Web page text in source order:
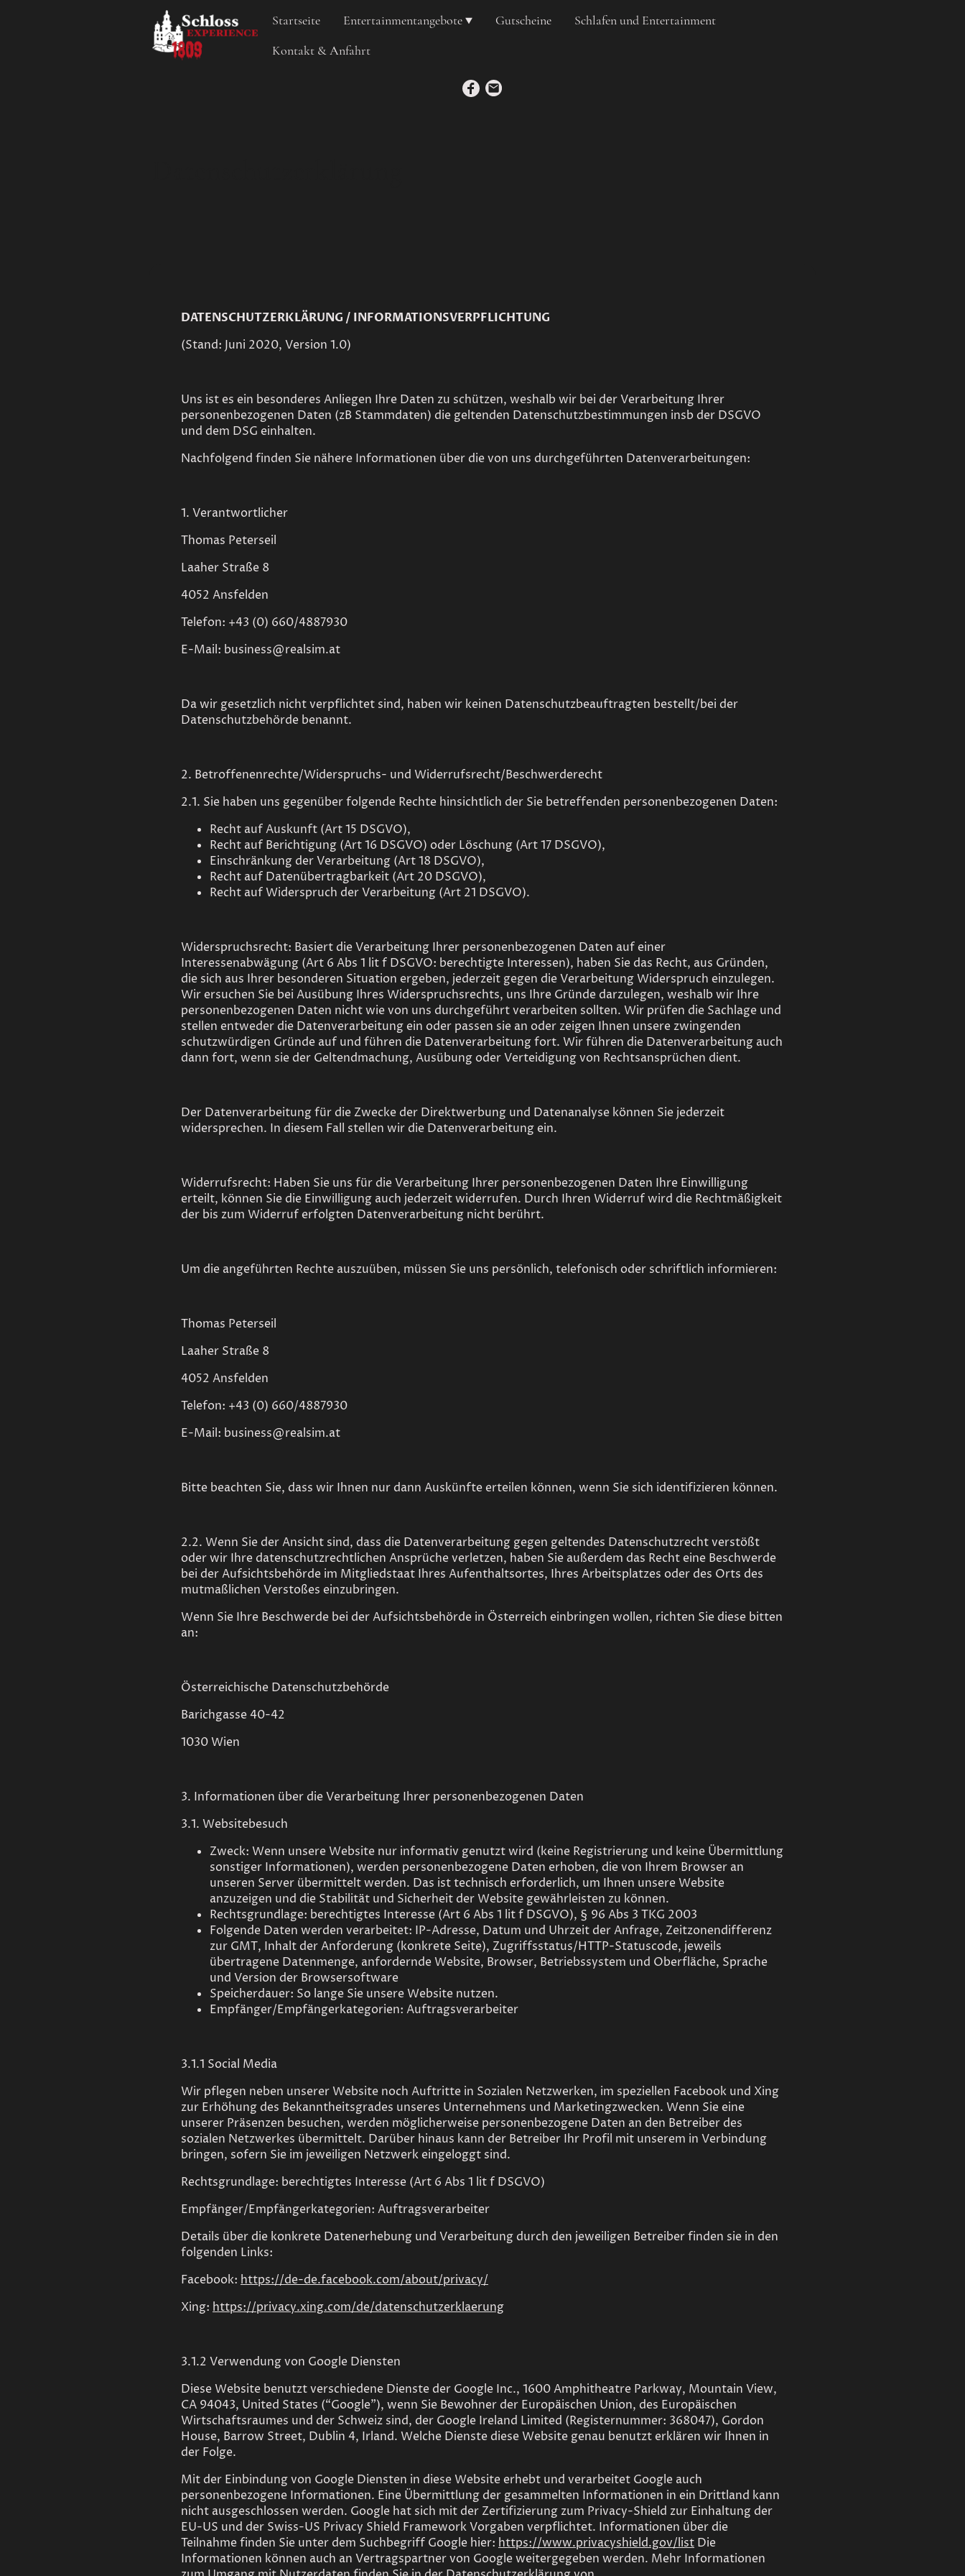
Startseite Entertainmentangebote Gutscheine
Schlafen und Entertainment
Kontakt & Anfahrt
DATENSCHUTZERKLÄRUNG / INFORMATIONSVERPFLICHTUNG
(Stand: Juni 2020, Version 1.0)
Uns ist es ein besonderes Anliegen Ihre Daten zu schützen, weshalb wir bei der Verarbeitung Ihrer
personenbezogenen Daten (zB Stammdaten) die geltenden Datenschutzbestimmungen insb der DSGVO
und dem DSG einhalten.
Nachfolgend finden Sie nähere Informationen über die von uns durchgeführten Datenverarbeitungen:
1. Verantwortlicher
Thomas Peterseil
Laaher Straße 8
4052 Ansfelden
Telefon: +43 (0) 660/4887930
E-Mail: business@realsim.at
Da wir gesetzlich nicht verpflichtet sind, haben wir keinen Datenschutzbeauftragten bestellt/bei der
Datenschutzbehörde benannt.
2. Betroffenenrechte/Widerspruchs- und Widerrufsrecht/Beschwerderecht
2.1. Sie haben uns gegenüber folgende Rechte hinsichtlich der Sie betreffenden personenbezogenen Daten:
Recht auf Auskunft (Art 15 DSGVO),
Recht auf Berichtigung (Art 16 DSGVO) oder Löschung (Art 17 DSGVO),
Einschränkung der Verarbeitung (Art 18 DSGVO),
Recht auf Datenübertragbarkeit (Art 20 DSGVO),
Recht auf Widerspruch der Verarbeitung (Art 21 DSGVO).
Widerspruchsrecht: Basiert die Verarbeitung Ihrer personenbezogenen Daten auf einer
Interessenabwägung (Art 6 Abs 1 lit f DSGVO: berechtigte Interessen), haben Sie das Recht, aus Gründen,
die sich aus Ihrer besonderen Situation ergeben, jederzeit gegen die Verarbeitung Widerspruch einzulegen.
Wir ersuchen Sie bei Ausübung Ihres Widerspruchsrechts, uns Ihre Gründe darzulegen, weshalb wir Ihre
personenbezogenen Daten nicht wie von uns durchgeführt verarbeiten sollten. Wir prüfen die Sachlage und
stellen entweder die Datenverarbeitung ein oder passen sie an oder zeigen Ihnen unsere zwingenden
schutzwürdigen Gründe auf und führen die Datenverarbeitung fort. Wir führen die Datenverarbeitung auch
dann fort, wenn sie der Geltendmachung, Ausübung oder Verteidigung von Rechtsansprüchen dient.
Der Datenverarbeitung für die Zwecke der Direktwerbung und Datenanalyse können Sie jederzeit
widersprechen. In diesem Fall stellen wir die Datenverarbeitung ein.
Widerrufsrecht: Haben Sie uns für die Verarbeitung Ihrer personenbezogenen Daten Ihre Einwilligung
erteilt, können Sie die Einwilligung auch jederzeit widerrufen. Durch Ihren Widerruf wird die Rechtmäßigkeit
der bis zum Widerruf erfolgten Datenverarbeitung nicht berührt.
Um die angeführten Rechte auszuüben, müssen Sie uns persönlich, telefonisch oder schriftlich informieren:
Thomas Peterseil
Laaher Straße 8
4052 Ansfelden
Telefon: +43 (0) 660/4887930
E-Mail: business@realsim.at
Bitte beachten Sie, dass wir Ihnen nur dann Auskünfte erteilen können, wenn Sie sich identifizieren können.
2.2. Wenn Sie der Ansicht sind, dass die Datenverarbeitung gegen geltendes Datenschutzrecht verstößt
oder wir Ihre datenschutzrechtlichen Ansprüche verletzen, haben Sie außerdem das Recht eine Beschwerde
bei der Aufsichtsbehörde im Mitgliedstaat Ihres Aufenthaltsortes, Ihres Arbeitsplatzes oder des Orts des
mutmaßlichen Verstoßes einzubringen.
Wenn Sie Ihre Beschwerde bei der Aufsichtsbehörde in Österreich einbringen wollen, richten Sie diese bitten
an:
Österreichische Datenschutzbehörde
Barichgasse 40-42
1030 Wien
3. Informationen über die Verarbeitung Ihrer personenbezogenen Daten
3.1. Websitebesuch
Zweck: Wenn unsere Website nur informativ genutzt wird (keine Registrierung und keine Übermittlung
sonstiger Informationen), werden personenbezogene Daten erhoben, die von Ihrem Browser an
unseren Server übermittelt werden. Das ist technisch erforderlich, um Ihnen unsere Website
anzuzeigen und die Stabilität und Sicherheit der Website gewährleisten zu können.
Rechtsgrundlage: berechtigtes Interesse (Art 6 Abs 1 lit f DSGVO), § 96 Abs 3 TKG 2003
Folgende Daten werden verarbeitet: IP-Adresse, Datum und Uhrzeit der Anfrage, Zeitzonendifferenz
zur GMT, Inhalt der Anforderung (konkrete Seite), Zugriffsstatus/HTTP-Statuscode, jeweils
übertragene Datenmenge, anfordernde Website, Browser, Betriebssystem und Oberfläche, Sprache
und Version der Browsersoftware
Speicherdauer: So lange Sie unsere Website nutzen.
Empfänger/Empfängerkategorien: Auftragsverarbeiter
3.1.1 Social Media
Wir pflegen neben unserer Website noch Auftritte in Sozialen Netzwerken, im speziellen Facebook und Xing
zur Erhöhung des Bekanntheitsgrades unseres Unternehmens und Marketingzwecken. Wenn Sie eine
unserer Präsenzen besuchen, werden möglicherweise personenbezogene Daten an den Betreiber des
sozialen Netzwerkes übermittelt. Darüber hinaus kann der Betreiber Ihr Profil mit unserem in Verbindung
bringen, sofern Sie im jeweiligen Netzwerk eingeloggt sind.
Rechtsgrundlage: berechtigtes Interesse (Art 6 Abs 1 lit f DSGVO)
Empfänger/Empfängerkategorien: Auftragsverarbeiter
Details über die konkrete Datenerhebung und Verarbeitung durch den jeweiligen Betreiber finden sie in den
folgenden Links:
Facebook: https://de-de.facebook.com/about/privacy/
Xing: https://privacy.xing.com/de/datenschutzerklaerung
3.1.2 Verwendung von Google Diensten
Diese Website benutzt verschiedene Dienste der Google Inc., 1600 Amphitheatre Parkway, Mountain View,
CA 94043, United States (“Google”), wenn Sie Bewohner der Europäischen Union, des Europäischen
Wirtschaftsraumes und der Schweiz sind, der Google Ireland Limited (Registernummer: 368047), Gordon
House, Barrow Street, Dublin 4, Irland. Welche Dienste diese Website genau benutzt erklären wir Ihnen in
der Folge.
Mit der Einbindung von Google Diensten in diese Website erhebt und verarbeitet Google auch
personenbezogene Informationen. Eine Übermittlung der gesammelten Informationen in ein Drittland kann
nicht ausgeschlossen werden. Google hat sich mit der Zertifizierung zum Privacy-Shield zur Einhaltung der
EU-US und der Swiss-US Privacy Shield Framework Vorgaben verpflichtet. Informationen über die
Teilnahme finden Sie unter dem Suchbegriff Google hier: https://www.privacyshield.gov/list Die
Informationen können auch an Vertragspartner von Google weitergegeben werden. Mehr Informationen